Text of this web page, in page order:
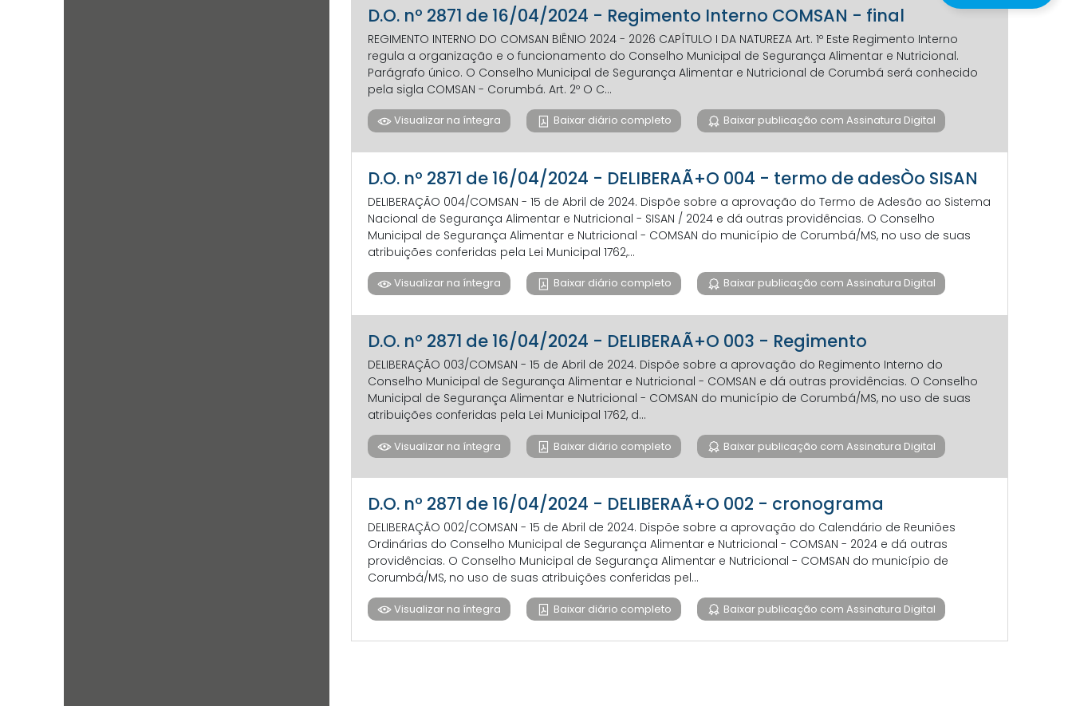
D.O. nº 2871 de 16/04/2024 - Regimento Interno COMSAN - final
REGIMENTO INTERNO DO COMSAN BIÊNIO 2024 - 2026 CAPÍTULO I DA NATUREZA Art. 1º Este Regimento Interno
regula a organização e o funcionamento do Conselho Municipal de Segurança Alimentar e Nutricional.
Parágrafo único. O Conselho Municipal de Segurança Alimentar e Nutricional de Corumbá será conhecido
pela sigla COMSAN - Corumbá. Art. 2º O C...
Visualizar na íntegra Baixar diário completo Baixar publicação com Assinatura Digital
D.O. nº 2871 de 16/04/2024 - DELIBERAÃ+O 004 - termo de adesÒo SISAN
DELIBERAÇÃO 004/COMSAN - 15 de Abril de 2024. Dispõe sobre a aprovação do Termo de Adesão ao Sistema
Nacional de Segurança Alimentar e Nutricional - SISAN / 2024 e dá outras providências. O Conselho
Municipal de Segurança Alimentar e Nutricional - COMSAN do município de Corumbá/MS, no uso de suas
atribuições conferidas pela Lei Municipal 1762,...
Visualizar na íntegra Baixar diário completo Baixar publicação com Assinatura Digital
D.O. nº 2871 de 16/04/2024 - DELIBERAÃ+O 003 - Regimento
DELIBERAÇÃO 003/COMSAN - 15 de Abril de 2024. Dispõe sobre a aprovação do Regimento Interno do
Conselho Municipal de Segurança Alimentar e Nutricional - COMSAN e dá outras providências. O Conselho
Municipal de Segurança Alimentar e Nutricional - COMSAN do município de Corumbá/MS, no uso de suas
atribuições conferidas pela Lei Municipal 1762, d...
Visualizar na íntegra Baixar diário completo Baixar publicação com Assinatura Digital
D.O. nº 2871 de 16/04/2024 - DELIBERAÃ+O 002 - cronograma
DELIBERAÇÃO 002/COMSAN - 15 de Abril de 2024. Dispõe sobre a aprovação do Calendário de Reuniões
Ordinárias do Conselho Municipal de Segurança Alimentar e Nutricional - COMSAN - 2024 e dá outras
providências. O Conselho Municipal de Segurança Alimentar e Nutricional - COMSAN do município de
Corumbá/MS, no uso de suas atribuições conferidas pel...
Visualizar na íntegra Baixar diário completo Baixar publicação com Assinatura Digital